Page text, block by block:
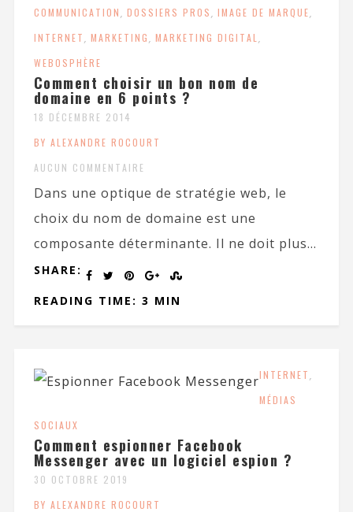
COMMUNICATION, DOSSIERS PROS, IMAGE DE MARQUE,
INTERNET, MARKETING, MARKETING DIGITAL ,
WEBOSPHÈRE
Comment choisir un bon nom de
domaine en 6 points ?
18 DÉCEMBRE 2014
BY ALEXANDRE ROCOURT
AUCUN COMMENTAIRE
Dans une optique de stratégie web, le
choix du nom de domaine est une
composante déterminante. Il ne doit plus...
SHARE:
READING TIME: 3 MIN
INTERNET,
MÉDIAS
SOCIAUX
Comment espionner Facebook
Messenger avec un logiciel espion ?
30 OCTOBRE 2019
BY ALEXANDRE ROCOURT